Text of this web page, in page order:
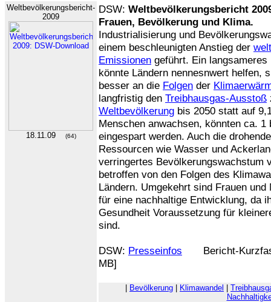
Weltbevölkerungsbericht-
2009
18.11.09 (64)
DSW: Weltbevölkerungsbericht
Frauen, Bevölkerung und Klima.
Industrialisierung und
einem beschleunigten Anstieg der
Emissionen geführt. Ein
könnte Ländern nennesnwert helfen,
besser an die Folgen der
langfristig den Treibhausgas-Ausstoß
Weltbevölkerung bis 2050 statt auf
Menschen anwachsen, könnten ca. 1
eingespart werden. Auch die
Ressourcen wie Wasser und
verringertes Bevölkerungswachstum
betroffen von den Folgen des
Ländern. Umgekehrt sind Frauen
für eine nachhaltige Entwicklung, da
Gesundheit Voraussetzung für
sind.
DSW: Presseinfos Bericht-
MB]
Bevölkerung Klimawandel